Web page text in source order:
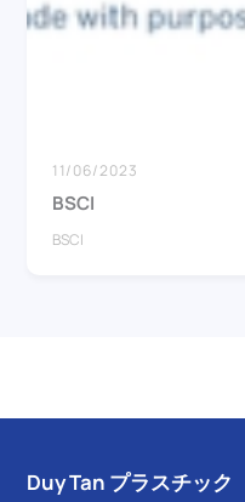
11/06/2023
BSCI
BSCI
Duy Tan プラスチック